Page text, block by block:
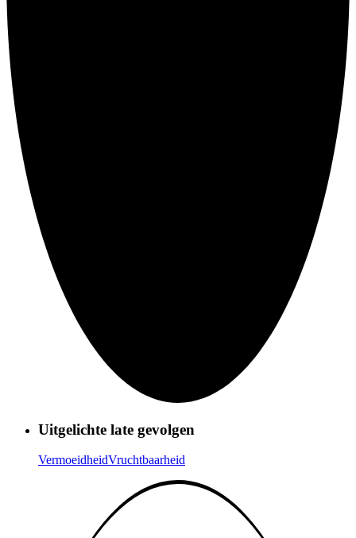
Uitgelichte late gevolgen
VermoeidheidVruchtbaarheid